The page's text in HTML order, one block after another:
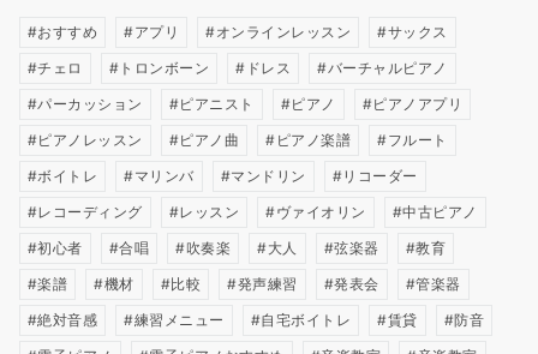
おすすめ アプリ オンラインレッスン
サックス
チェロ
トロンボーン ドレス
バーチャルピアノ
パーカッション
ピアニスト ピアノ
ピアノアプリ
ピアノレッスン
ピアノ曲 ピアノ楽譜
フルート
ボイトレ
マリンバ マンドリン
リコーダー
レコーディング
レッスン ヴァイオリン
中古ピアノ
初心者
合唱 吹奏楽 大人 弦楽器
教育
楽譜
機材 比較 発声練習 発表会
管楽器
絶対音感
練習メニュー 自宅ボイトレ 賃貸
防音